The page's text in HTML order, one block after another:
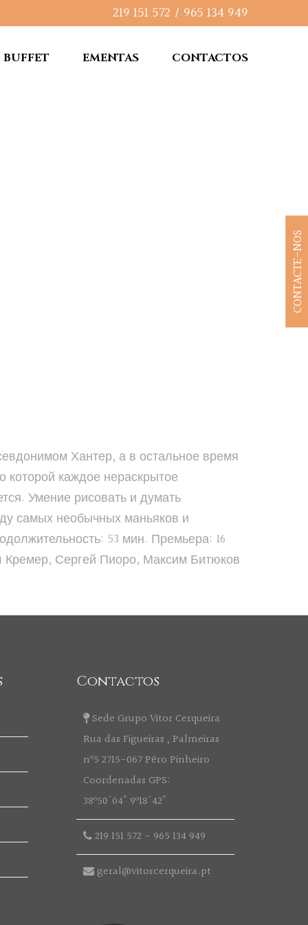
219 151 572 / 965 134 949
BUFFET EMENTAS CONTACTOS
Хантер, а в остальное время
каждое нераскрытое
Умение рисовать и думать
самых необычных маньяков и
53 мин. Премьера: 16
Сергей Пиоро, Максим Битюков
Contactos
Sede Grupo Vitor Cerqueira
Rua das Figueiras , Palmeiras
nº5 2715-067 Pêro Pinheiro
Coordenadas GPS:
38º50'04" 9º18'42"
219 151 572 - 965 134 949
geral@vitorcerqueira.pt
CONTACTE-NOS